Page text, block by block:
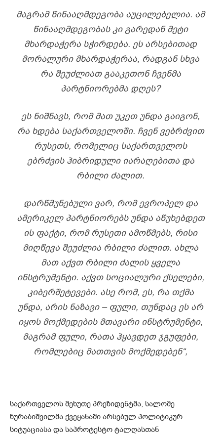
ᲛᲐᲒᲠᲐᲛ ᲬᲘᲜᲐᲐᲦᲛᲓᲔᲒᲝᲑᲐ ᲐᲣᲪᲘᲚᲔᲑᲔᲚᲘᲐ. ᲐᲛ
ᲬᲘᲜᲐᲐᲦᲛᲓᲔᲒᲝᲑᲐᲡ ᲙᲘ ᲒᲐᲠᲔᲓᲐᲜ ᲛᲔᲢᲘ
ᲛᲮᲐᲠᲓᲐᲭᲔᲠᲐ ᲡᲭᲘᲠᲓᲔᲑᲐ. ᲔᲡ ᲐᲠᲡᲔᲑᲘᲗᲐᲓ
ᲛᲝᲠᲐᲚᲣᲠᲘ ᲛᲮᲐᲠᲓᲐᲭᲔᲠᲐᲐ, ᲠᲐᲓᲒᲐᲜ ᲡᲮᲕᲐ
ᲠᲐ ᲨᲔᲣᲫᲚᲘᲐᲗ ᲒᲐᲐᲙᲔᲗᲝᲜ ᲩᲕᲔᲜᲛᲐ
ᲞᲐᲠᲢᲜᲘᲝᲠᲔᲑᲛᲐ ᲓᲦᲔᲡ?
ᲔᲡ ᲜᲘᲨᲜᲐᲕᲡ, ᲠᲝᲛ ᲛᲐᲗ ᲣᲙᲔᲗ ᲣᲜᲓᲐ ᲒᲐᲘᲒᲝᲜ,
ᲠᲐ ᲮᲓᲔᲑᲐ ᲡᲐᲥᲐᲠᲗᲕᲔᲚᲝᲨᲘ. ᲩᲕᲔᲜ ᲕᲔᲑᲠᲫᲕᲘᲗ
ᲠᲣᲡᲔᲗᲡ, ᲠᲝᲛᲔᲚᲘᲪ ᲡᲐᲥᲐᲠᲗᲕᲔᲚᲝᲡ
ᲔᲑᲠᲫᲕᲘᲡ ᲰᲘᲑᲠᲘᲓᲣᲚᲘ ᲘᲐᲠᲐᲦᲔᲑᲘᲗᲐ ᲓᲐ
ᲠᲑᲘᲚᲘ ᲫᲐᲚᲘᲗ.
ᲓᲐᲠᲬᲛᲣᲜᲔᲑᲣᲚᲘ ᲕᲐᲠ, ᲠᲝᲛ ᲔᲕᲠᲝᲞᲔᲚ ᲓᲐ
ᲐᲛᲔᲠᲘᲙᲔᲚ ᲞᲐᲠᲢᲜᲘᲝᲠᲔᲑᲡ ᲣᲜᲓᲐ ᲐᲬᲣᲮᲔᲑᲓᲔᲗ
ᲘᲡ ᲤᲐᲥᲢᲘ, ᲠᲝᲛ ᲠᲣᲡᲔᲗᲘ ᲐᲛᲝᲬᲛᲔᲑᲡ, ᲠᲘᲡᲘ
ᲛᲘᲦᲬᲔᲕᲐ ᲨᲔᲣᲫᲚᲘᲐ ᲠᲑᲘᲚᲘ ᲫᲐᲚᲘᲗ. ᲐᲮᲚᲐ
ᲛᲐᲗ ᲐᲥᲕᲗ ᲠᲑᲘᲚᲘ ᲫᲐᲚᲘᲡ ᲧᲕᲔᲚᲐ
ᲘᲜᲡᲢᲠᲣᲛᲔᲜᲢᲘ. ᲐᲥᲕᲗ ᲡᲝᲪᲘᲐᲚᲣᲠᲘ ᲥᲡᲔᲚᲔᲑᲘ,
ᲙᲘᲑᲔᲠᲨᲔᲢᲔᲕᲔᲑᲘ. ᲐᲡᲔ ᲠᲝᲛ, ᲔᲡ, ᲠᲐ ᲗᲥᲛᲐ
ᲣᲜᲓᲐ, ᲐᲠᲘᲡ ᲜᲐᲖᲐᲕᲘ – ᲤᲣᲚᲘ, ᲗᲣᲜᲓᲐᲪ ᲔᲡ ᲐᲠ
ᲘᲧᲝᲡ ᲛᲝᲥᲛᲔᲓᲔᲑᲘᲡ ᲛᲗᲐᲕᲐᲠᲘ ᲘᲜᲡᲢᲠᲣᲛᲔᲜᲢᲘ,
ᲛᲐᲒᲠᲐᲛ ᲤᲣᲚᲘ, ᲠᲐᲗᲐ ᲰᲧᲐᲕᲓᲔᲗ ᲯᲒᲣᲤᲔᲑᲘ,
ᲠᲝᲛᲚᲔᲑᲘᲪ ᲛᲐᲗᲗᲕᲘᲡ ᲛᲝᲥᲛᲔᲓᲔᲑᲔᲜ“,
საქართველოს მეხუთე პრეზიდენტმა, სალომე
ზურაბიშვილმა ქვეყანაში არსებულ პოლიტიკურ
სიტუაციასა და საპროტესტო ტალღასთან